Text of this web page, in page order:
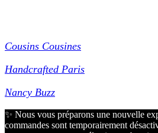
Cousins Cousines
Handcrafted Paris
Nancy Buzz
✨ Nous vous préparons une nouvelle
commandes sont temporairement